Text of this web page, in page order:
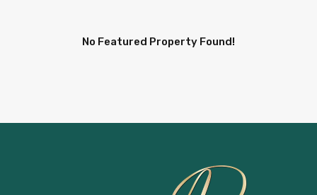
No Featured Property Found!